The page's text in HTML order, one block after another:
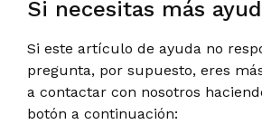
Si necesitas más
Si este artículo de ayuda no
pregunta, por supuesto, eres
a contactar con nosotros
botón a continuación: